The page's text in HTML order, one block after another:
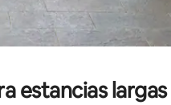
estancias